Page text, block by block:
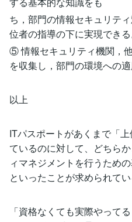
ち，部門の情報セキュリテ
位者の指導の下に実現できる
⑤ 情報セキュリティ機関，
を収集し，部門の環境への
以上
ITパスポートがあくまで「
ているのに対して、どちら
ィマネジメントを行うため
といったことが求められてい
「資格なくても実際やって